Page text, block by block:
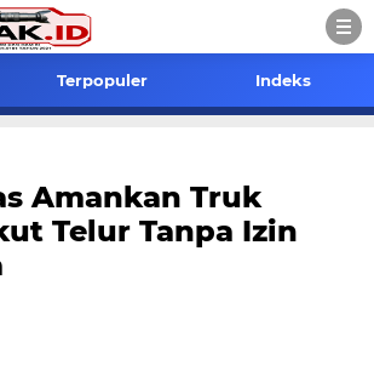
Terpopuler Indeks
Amankan Truk
Telur Tanpa Izin